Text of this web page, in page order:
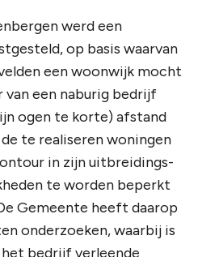
werd een
op basis waarvan
een woonwijk mocht
van een naburig bedrijf
ogen te korte) afstand
te realiseren woningen
in zijn uitbreidings-
te worden beperkt
Gemeente heeft daarop
onderzoeken, waarbij is
het bedrijf verleende